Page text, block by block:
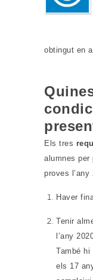
obtingut en
Els tres
alumnes per
proves l’any
Haver
Tenir
l’any
També hi
els 17